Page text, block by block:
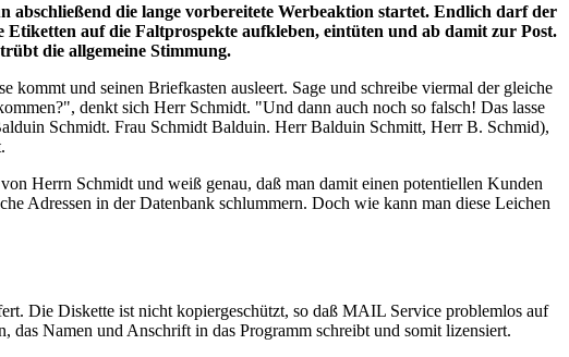
abschließend die lange vorbereitete Werbeaktion startet. Endlich darf der
auf die Faltprospekte aufkleben, eintüten und ab damit zur Post.
die allgemeine Stimmung.
kommt und seinen Briefkasten ausleert. Sage und schreibe viermal der gleiche
denkt sich Herr Schmidt. "Und dann auch noch so falsch! Das lasse
Schmidt. Frau Schmidt Balduin. Herr Balduin Schmitt, Herr B. Schmid),
Herrn Schmidt und weiß genau, daß man damit einen potentiellen Kunden
Adressen in der Datenbank schlummern. Doch wie kann man diese Leichen
Die Diskette ist nicht kopiergeschützt, so daß MAIL Service problemlos auf
Namen und Anschrift in das Programm schreibt und somit lizensiert.